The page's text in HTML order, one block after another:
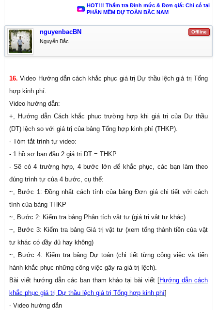
HOT!!! Thẩm tra Định mức & Đơn giá: Chỉ có tại
PHẦN MỀM DỰ TOÁN BẮC NAM
Offline
nguyenbacBN
Nguyễn Bắc
16. Video Hướng dẫn cách khắc phục giá trị Dự thầu lệch giá trị Tổng
hợp kinh phí.
Video hướng dẫn:
+, Hướng dẫn Cách khắc phục trường hợp khi giá trị của Dự thầu
(DT) lệch so với giá trị của bảng Tổng hợp kinh phí (THKP).
- Tóm tắt trình tự video:
- 1 hồ sơ ban đầu 2 giá trị DT = THKP
- Sẽ có 4 trường hợp, 4 bước lớn để khắc phục, các bạn làm theo
đúng trình tự của 4 bước, cụ thể:
~, Bước 1: Đồng nhất cách tính của bảng Đơn giá chi tiết với cách
tính của bảng THKP
~, Bước 2: Kiểm tra bảng Phân tích vật tư (giá trị vật tư khác)
~, Bước 3: Kiểm tra bảng Giá trị vật tư (xem tổng thành tiền của vật
tư khác có đầy đủ hay không)
~, Bước 4: Kiểm tra bảng Dự toán (chi tiết từng công việc và tiến
hành khắc phục những công việc gây ra giá trị lệch).
Bài viết hướng dẫn các bạn tham khảo tại bài viết [Hướng dẫn cách
khắc phục giá trị Dự thầu lệch giá trị Tổng hợp kinh phí]
- Video hướng dẫn